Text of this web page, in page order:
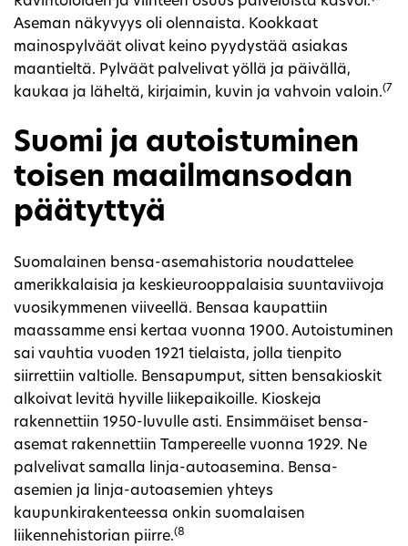
Aseman näkyvyys oli olennaista. Kookkaat
mainospylväät olivat keino pyydystää asiakas
maantieltä. Pylväät palvelivat yöllä ja päivällä,
kaukaa ja läheltä, kirjaimin, kuvin ja vahvoin valoin.(7
Suomi ja autoistuminen
toisen maailmansodan
päätyttyä
Suomalainen bensa-asemahistoria noudattelee
amerikkalaisia ja keskieurooppalaisia suuntaviivoja
vuosikymmenen viiveellä. Bensaa kaupattiin
maassamme ensi kertaa vuonna 1900. Autoistuminen
sai vauhtia vuoden 1921 tielaista, jolla tienpito
siirrettiin valtiolle. Bensapumput, sitten bensakioskit
alkoivat levitä hyville liikepaikoille. Kioskeja
rakennettiin 1950-luvulle asti. Ensimmäiset bensa-
asemat rakennettiin Tampereelle vuonna 1929. Ne
palvelivat samalla linja-autoasemina. Bensa-
asemien ja linja-autoasemien yhteys
kaupunkirakenteessa onkin suomalaisen
liikennehistorian piirre.(8